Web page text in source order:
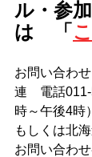
ル・参
は　「
お問い合わ
連　電話
時～午後4時）
もしくは北
お問い合わ